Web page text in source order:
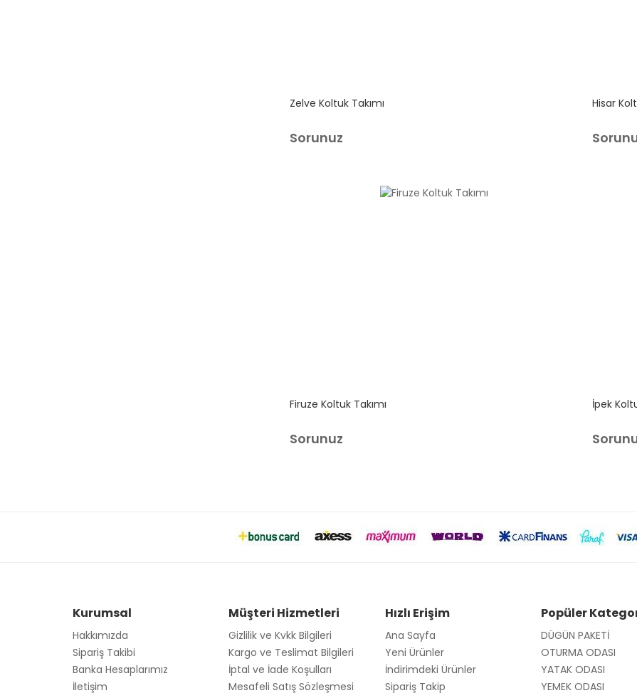
Zelve Koltuk Takımı
Sorunuz
Hisar
Firuze Koltuk Takımı
Sorunuz
İpek
Kurumsal
Hakkımızda
Sipariş Takibi
Banka Hesaplarımız
İletişim
Müşteri Hizmetleri
Gizlilik ve Kvkk Bilgileri
Kargo ve Teslimat Bilgileri
İptal ve İade Koşulları
Mesafeli Satış Sözleşmesi
Hızlı Erişim
Ana Sayfa
Yeni Ürünler
İndirimdeki Ürünler
Sipariş Takip
Popüler
DÜGÜN PAKETİ
OTURMA ODASI
YATAK ODASI
YEMEK ODASI